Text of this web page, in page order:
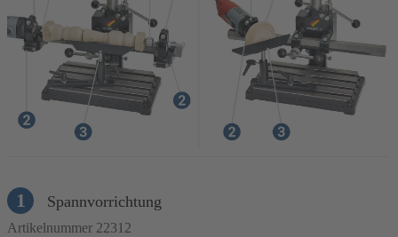
1 Spannvorrichtung
Artikelnummer 22312